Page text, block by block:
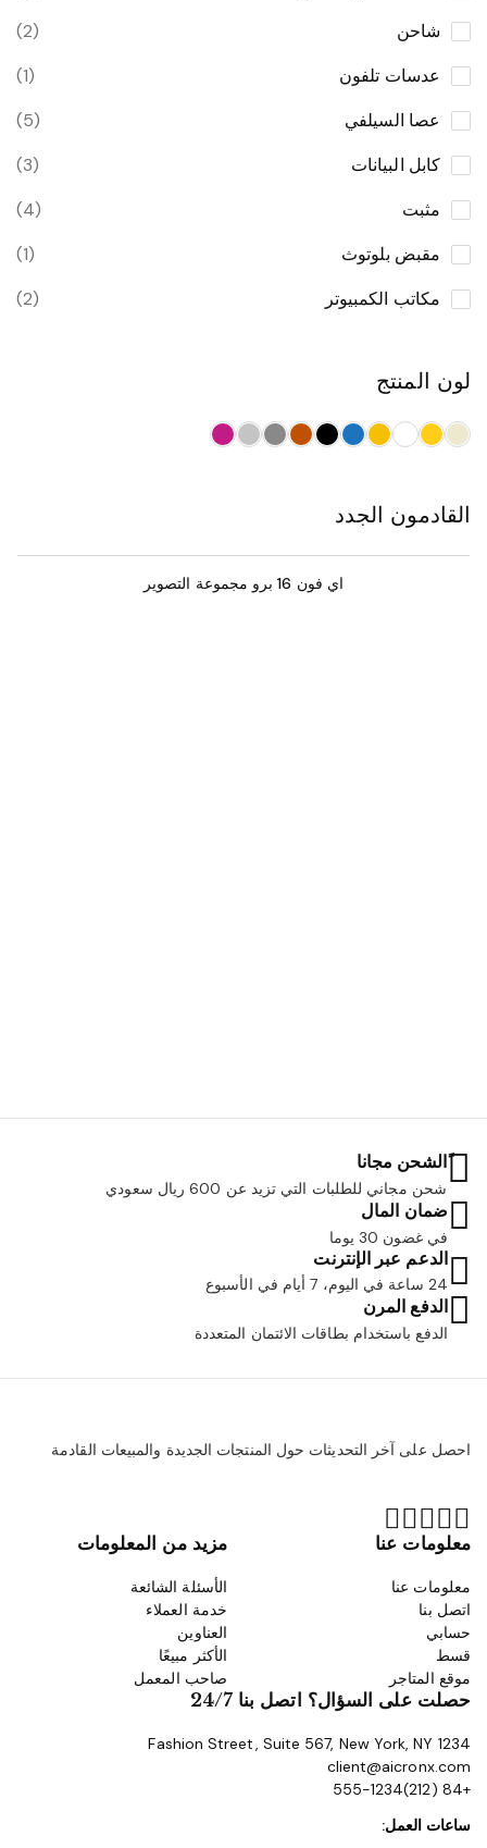
شاحن
(2)
عدسات تلفون
(1)
عصا السيلفي
(5)
كابل البيانات
(3)
مثبت
(4)
مقبض بلوتوث
(1)
مكاتب الكمبيوتر
(2)
لون المنتج
القادمون الجدد
اي فون 16 برو مجموعة التصوير
ًالشحن مجانا
شحن مجاني للطلبات التي تزيد عن 600 ريال سعودي
ضمان المال
في غضون 30 يوما
الدعم عبر الإنترنت
24 ساعة في اليوم، 7 أيام في الأسبوع
الدفع المرن
الدفع باستخدام بطاقات الائتمان المتعددة
احصل على آخر التحديثات حول المنتجات الجديدة والمبيعات القادمة
معلومات عنا
معلومات عنا
اتصل بنا
حسابي
قسط
موقع المتاجر
مزيد من المعلومات
الأسئلة الشائعة
خدمة العملاء
العناوين
الأكثر مبيعًا
صاحب المعمل
حصلت على السؤال؟ اتصل بنا 24/7
1234 Fashion Street, Suite 567, New York, NY
client@aicronx.com
+84 (212)555-1234
ساعات العمل: